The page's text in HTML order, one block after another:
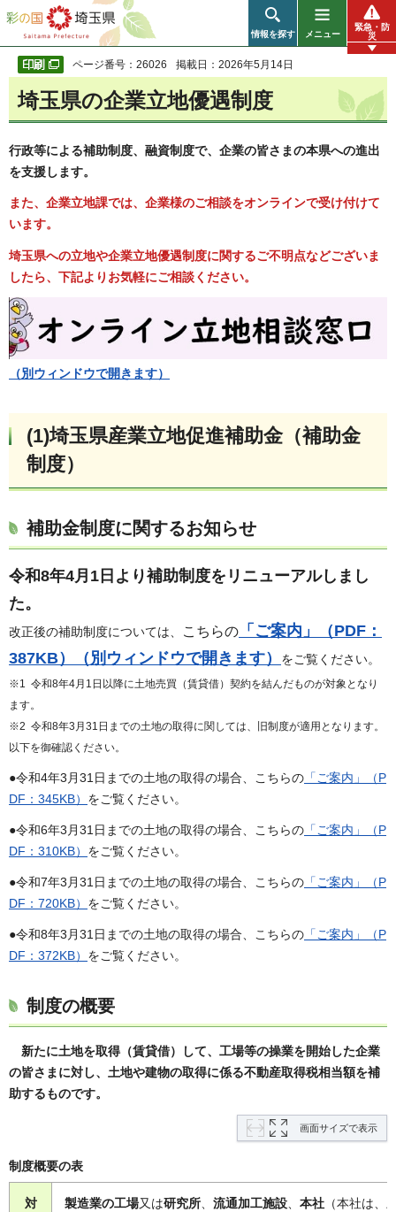
彩の国 埼玉県
情報を探す メニュー
緊急・防
災
ページ番号：26026 掲載日：2026年5月14日
埼玉県の企業立地優遇制度
行政等による補助制度、融資制度で、企業の皆さまの本県への進出
を支援します。
また、企業立地課では、企業様のご相談をオンラインで受け付けて
います。
埼玉県への立地や企業立地優遇制度に関するご不明点などございま
したら、下記よりお気軽にご相談ください。
（別ウィンドウで開きます）
(1)埼玉県産業立地促進補助金（補助金
制度）
補助金制度に関するお知らせ
令和8年4月1日より補助制度をリニューアルしまし
た。
改正後の補助制度については、 こちらの 「ご案内」（PDF：
387KB）（別ウィンドウで開きます）
をご覧ください。
※1 令和8年4月1日以降に土地売買（賃貸借）契約を結んだものが対象となり
ます。
※2 令和8年3月31日までの土地の取得に関しては、旧制度が適用となります。
以下を御確認ください。
●令和4年3月31日までの土地の取得の場合、こちらの 「ご案内」（P
DF：345KB） をご覧ください。
●令和6年3月31日までの土地の取得の場合、こちらの 「ご案内」（P
DF：310KB） をご覧ください。
●令和7年3月31日までの土地の取得の場合、こちらの 「ご案内」（P
DF：720KB） をご覧ください。
●令和8年3月31日までの土地の取得の場合、こちらの 「ご案内」（P
DF：372KB） をご覧ください。
制度の概要
新たに土地を取得（賃貸借）して、工場等の操業を開始した企業
の皆さまに対し、土地や建物の取得に係る不動産取得税相当額を補
助するものです。
画面サイズで表示
制度概要の表
対
製造業の工場又は研究所 流通加工施設 本社 （本社は、